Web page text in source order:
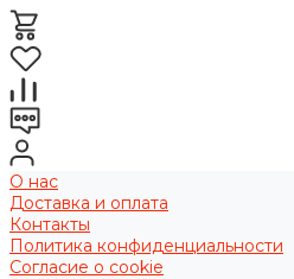
О нас
Доставка и оплата
Контакты
Политика конфиденциальности
Согласие о cookie